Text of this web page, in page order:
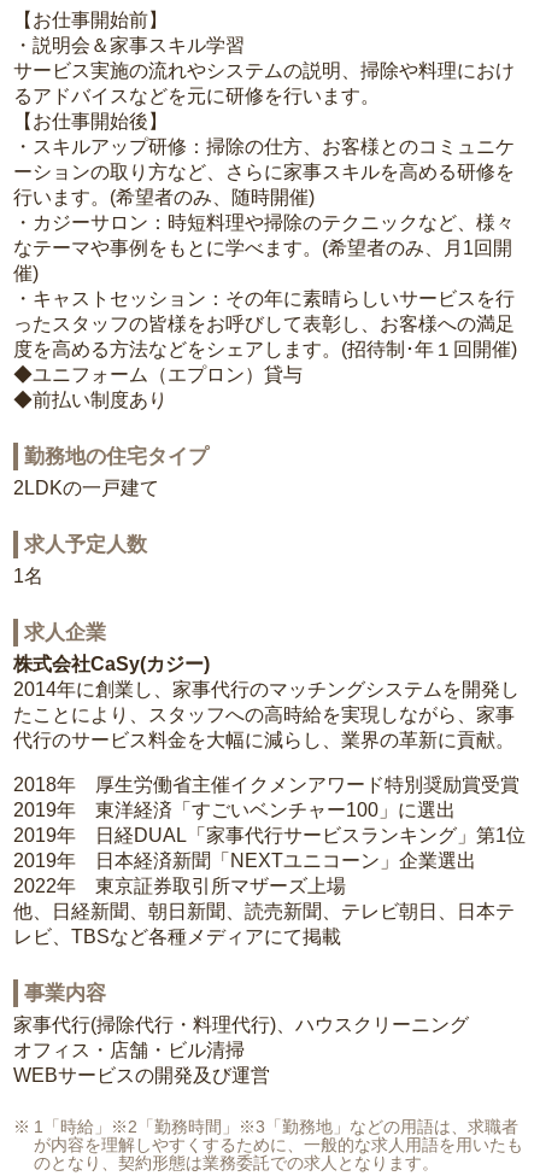
【お仕事開始前】
・説明会＆家事スキル学習
サービス実施の流れやシステムの説明、掃除や料理におけ
るアドバイスなどを元に研修を行います。
【お仕事開始後】
・スキルアップ研修：掃除の仕方、お客様とのコミュニケ
ーションの取り方など、さらに家事スキルを高める研修を
行います。(希望者のみ、随時開催)
・カジーサロン：時短料理や掃除のテクニックなど、様々
なテーマや事例をもとに学べます。(希望者のみ、月1回開
催)
・キャストセッション：その年に素晴らしいサービスを行
ったスタッフの皆様をお呼びして表彰し、お客様への満足
度を高める方法などをシェアします。(招待制･年１回開催)
◆ユニフォーム（エプロン）貸与
◆前払い制度あり
勤務地の住宅タイプ
2LDKの一戸建て
求人予定人数
1名
求人企業
株式会社CaSy(カジー)
2014年に創業し、家事代行のマッチングシステムを開発し
たことにより、スタッフへの高時給を実現しながら、家事
代行のサービス料金を大幅に減らし、業界の革新に貢献。
2018年 厚生労働省主催イクメンアワード特別奨励賞受賞
2019年 東洋経済「すごいベンチャー100」に選出
2019年 日経DUAL「家事代行サービスランキング」第1位
2019年 日本経済新聞「NEXTユニコーン」企業選出
2022年 東京証券取引所マザーズ上場
他、日経新聞、朝日新聞、読売新聞、テレビ朝日、日本テ
レビ、TBSなど各種メディアにて掲載
事業内容
家事代行(掃除代行・料理代行)、ハウスクリーニング
オフィス・店舗・ビル清掃
WEBサービスの開発及び運営
1「時給」※2「勤務時間」※3「勤務地」などの用語は、求職者
が内容を理解しやすくするために、一般的な求人用語を用いたも
のとなり、契約形態は業務委託での求人となります。